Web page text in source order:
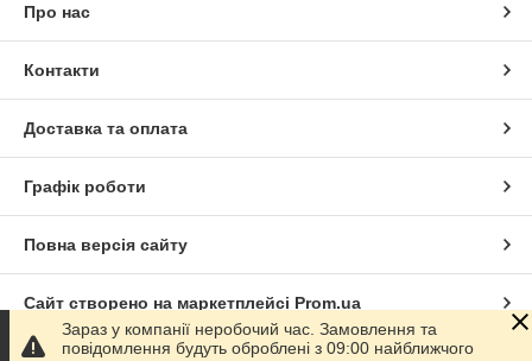
Про нас
Контакти
Доставка та оплата
Графік роботи
Повна версія сайту
Сайт створено на маркетплейсі Prom.ua
Зараз у компанії неробочий час. Замовлення та
повідомлення будуть оброблені з 09:00 найближчого